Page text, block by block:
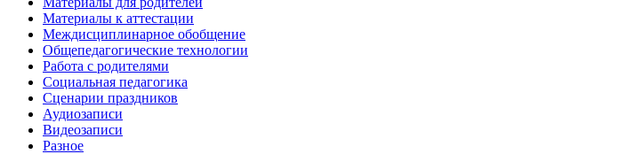
Материалы к аттестации
Междисциплинарное обобщение
Общепедагогические технологии
Работа с родителями
Социальная педагогика
Сценарии праздников
Аудиозаписи
Видеозаписи
Разное